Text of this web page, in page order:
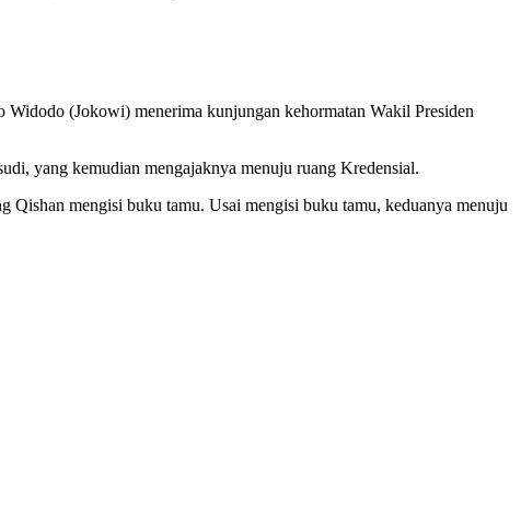
(Jokowi) menerima kunjungan kehormatan Wakil Presiden
yang kemudian mengajaknya menuju ruang Kredensial.
Qishan mengisi buku tamu. Usai mengisi buku tamu, keduanya menuju